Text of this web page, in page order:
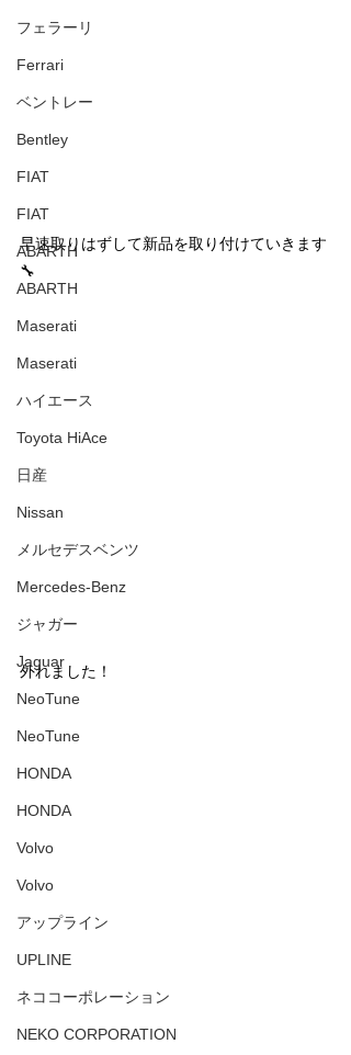
フェラーリ
Ferrari
ベントレー
Bentley
FIAT
FIAT
ABARTH
ABARTH
Maserati
Maserati
ハイエース
Toyota HiAce
日産
Nissan
メルセデスベンツ
Mercedes-Benz
ジャガー
Jaguar
NeoTune
NeoTune
HONDA
HONDA
Volvo
Volvo
アップライン
UPLINE
ネココーポレーション
NEKO CORPORATION
早速取りはずして新品を取り付けていきます
🔧
外れました！